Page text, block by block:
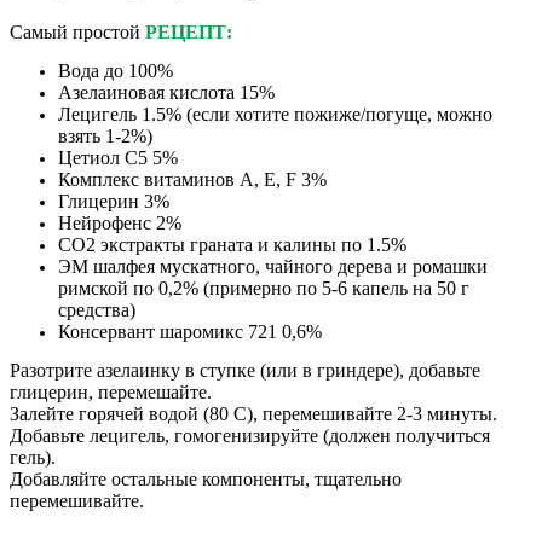
Самый простой РЕЦЕПТ:
Вода до 100%
Азелаиновая кислота 15%
Лецигель 1.5% (если хотите пожиже/погуще, можно
взять 1-2%)
Цетиол С5 5%
Комплекс витаминов А, Е, F 3%
Глицерин 3%
Нейрофенс 2%
СО2 экстракты граната и калины по 1.5%
ЭМ шалфея мускатного, чайного дерева и ромашки
римской по 0,2% (примерно по 5-6 капель на 50 г
средства)
Консервант шаромикс 721 0,6%
Разотрите азелаинку в ступке (или в гриндере), добавьте
глицерин, перемешайте.
Залейте горячей водой (80 С), перемешивайте 2-3 минуты.
Добавьте лецигель, гомогенизируйте (должен получиться
гель).
Добавляйте остальные компоненты, тщательно
перемешивайте.